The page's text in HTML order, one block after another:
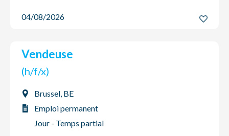
04/08/2026
Vendeuse
(h/f/x)
Brussel, BE
Emploi permanent
Jour - Temps partial